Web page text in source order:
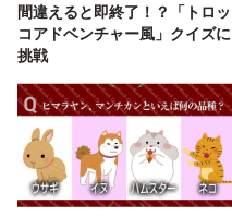
間違えると即終了！？「トロッ
コアドベンチャー風」クイズに
挑戦